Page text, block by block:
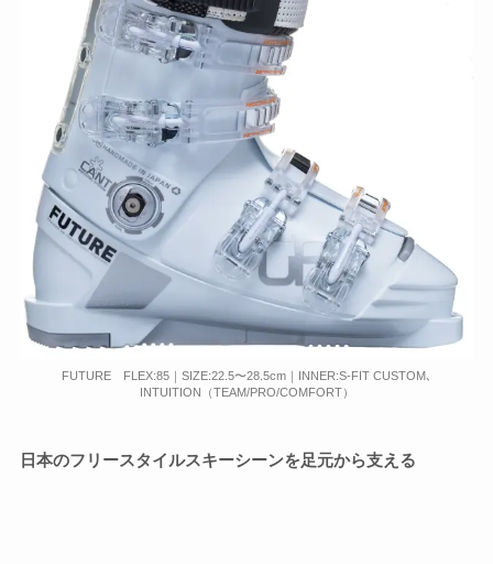
FUTURE FLEX:85｜SIZE:22.5〜28.5cm｜INNER:S-FIT CUSTOM､
INTUITION（TEAM/PRO/COMFORT）
日本のフリースタイルスキーシーンを足元から支える